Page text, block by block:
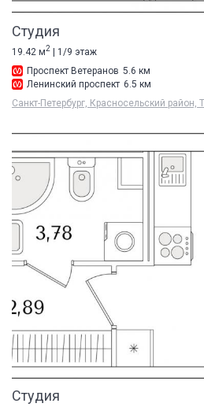
Студия
19.42 м2
| 1/9 этаж
Проспект Ветеранов 5.6 км
Ленинский проспект 6.5 км
Санкт-Петербург, Красносельский район,
Студия